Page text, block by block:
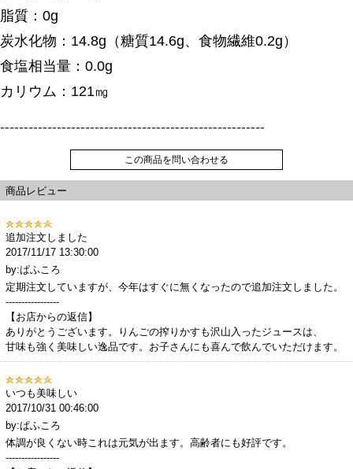
脂質：0g
炭水化物：14.8g（糖質14.6g、食物繊維0.2g）
食塩相当量：0.0g
カリウム：121㎎
--------------------------------------------------------
この商品を問い合わせる
商品レビュー
追加注文しました
2017/11/17 13:30:00
by:ぱふころ
定期注文していますが、今年はすぐに無くなったので追加注文しました。
-----------------
【お店からの返信】
ありがとうございます。りんごの搾りかすも沢山入ったジュースは、
甘味も強く美味しい逸品です。お子さんにも喜んで飲んでいただけます。
いつも美味しい
2017/10/31 00:46:00
by:ぱふころ
体調が良くない時これは元気が出ます。高齢者にも好評です。
-----------------